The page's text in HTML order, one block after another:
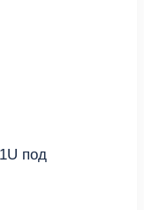
под